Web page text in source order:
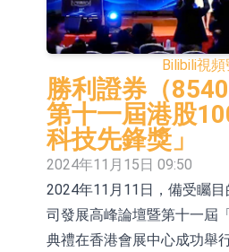
CPU與GPU構建
博騰股份
日韓股市收盤雙
依米康：海外交
場為主 並已取得
上交所：財通多
活配置混合型發
時停牌
上交所：景順長
業股票型證券投
【異動股】港股
際(00496.HK)跌
(08611.HK)跌
【異動股】港股
技(02261.HK)漲
神火股份：新疆
Bilibili視頻
勝利證券（
第十一屆港股
科技先鋒獎」
2024年11月15日 09:50
2024年11月11日，備受矚
司發展高峰論壇暨第十一屆
典禮在香港會展中心成功舉